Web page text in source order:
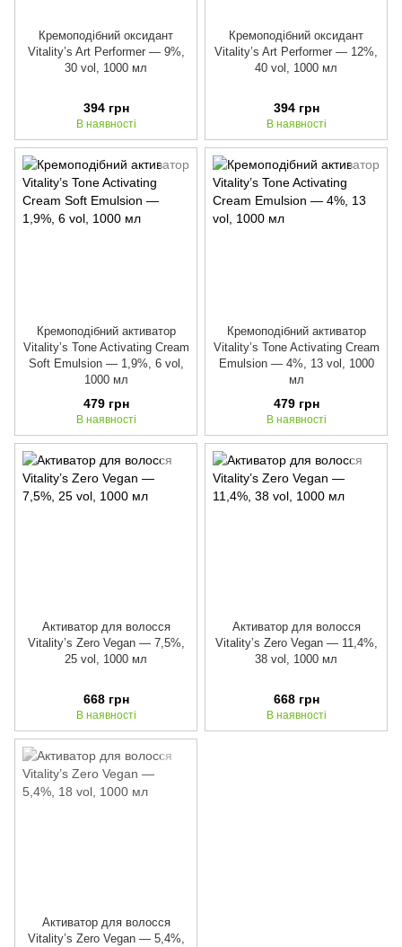
Кремоподібний оксидант
Vitality’s Art Performer — 9%,
30 vol, 1000 мл
394 грн
В наявності
Кремоподібний оксидант
Vitality’s Art Performer — 12%,
40 vol, 1000 мл
394 грн
В наявності
Кремоподібний активатор
Vitality’s Tone Activating Cream
Soft Emulsion — 1,9%, 6 vol,
1000 мл
479 грн
В наявності
Кремоподібний активатор
Vitality’s Tone Activating Cream
Emulsion — 4%, 13 vol, 1000
мл
479 грн
В наявності
Активатор для волосся
Vitality’s Zero Vegan — 7,5%,
25 vol, 1000 мл
668 грн
В наявності
Активатор для волосся
Vitality’s Zero Vegan — 11,4%,
38 vol, 1000 мл
668 грн
В наявності
Активатор для волосся
Vitality’s Zero Vegan — 5,4%,